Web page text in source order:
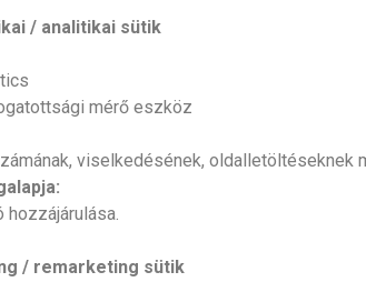
/ analitikai sütik
mérő eszköz
viselkedésének, oldalletöltéseknek
hozzájárulása.
/ remarketing sütik